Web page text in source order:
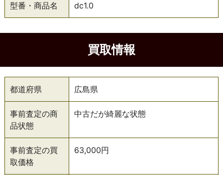
型番・商品名 dc1.0
買取情報
都道府県 広島県
事前査定の商
品状態
中古だが綺麗な状態
事前査定の買
取価格
63,000円